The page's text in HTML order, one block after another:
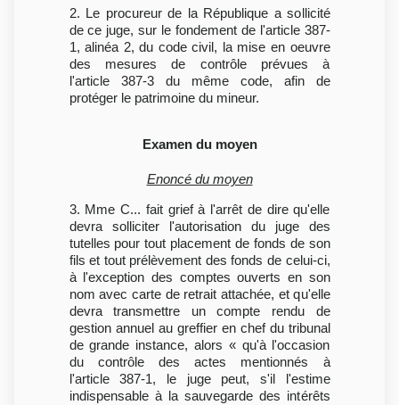
2. Le procureur de la République a sollicité
de ce juge, sur le fondement de l'article 387-
1, alinéa 2, du code civil, la mise en oeuvre
des mesures de contrôle prévues à
l'article 387-3 du même code, afin de
protéger le patrimoine du mineur.
Examen du moyen
Enoncé du moyen
3. Mme C... fait grief à l'arrêt de dire qu'elle
devra solliciter l'autorisation du juge des
tutelles pour tout placement de fonds de son
fils et tout prélèvement des fonds de celui-ci,
à l'exception des comptes ouverts en son
nom avec carte de retrait attachée, et qu'elle
devra transmettre un compte rendu de
gestion annuel au greffier en chef du tribunal
de grande instance, alors « qu'à l'occasion
du contrôle des actes mentionnés à
l'article 387-1, le juge peut, s'il l'estime
indispensable à la sauvegarde des intérêts